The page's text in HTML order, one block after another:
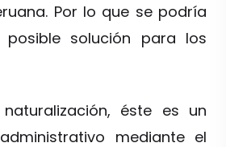
Por lo que se podría
posible solución para los
éste es un
mediante el